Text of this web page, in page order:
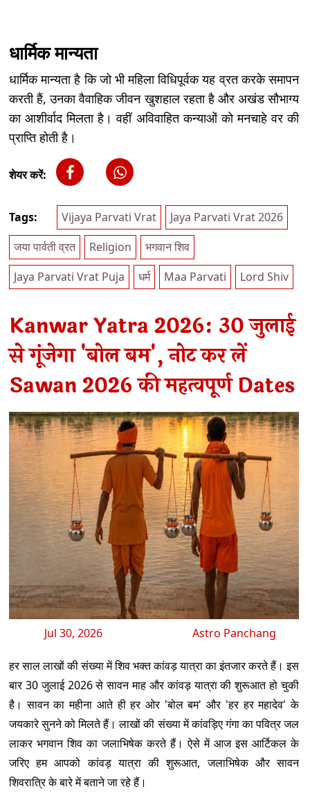
धार्मिक मान्यता
धार्मिक मान्यता है कि जो भी महिला विधिपूर्वक यह व्रत करके समापन
करती हैं, उनका वैवाहिक जीवन खुशहाल रहता है और अखंड सौभाग्य
का आशीर्वाद मिलता है। वहीं अविवाहित कन्याओं को मनचाहे वर की
प्राप्ति होती है।
शेयर करें:
Tags: Vijaya Parvati Vrat
Jaya Parvati Vrat 2026
जया पार्वती व्रत
Religion
भगवान शिव
Jaya Parvati Vrat Puja
धर्म Maa Parvati Lord Shiv
Kanwar Yatra 2026: 30 जुलाई
से गूंजेगा 'बोल बम', नोट कर लें
Sawan 2026 की महत्वपूर्ण Dates
Jul 30, 2026 Astro Panchang
हर साल लाखों की संख्या में शिव भक्त कांवड़ यात्रा का इंतजार करते हैं। इस
बार 30 जुलाई 2026 से सावन माह और कांवड़ यात्रा की शुरूआत हो चुकी
है। सावन का महीना आते ही हर ओर 'बोल बम' और 'हर हर महादेव' के
जयकारे सुनने को मिलते हैं। लाखों की संख्या में कांवड़िए गंगा का पवित्र जल
लाकर भगवान शिव का जलाभिषेक करते हैं। ऐसे में आज इस आर्टिकल के
जरिए हम आपको कांवड़ यात्रा की शुरूआत, जलाभिषेक और सावन
शिवरात्रि के बारे में बताने जा रहे हैं।